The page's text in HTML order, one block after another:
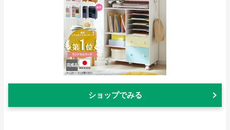
ショップでみる